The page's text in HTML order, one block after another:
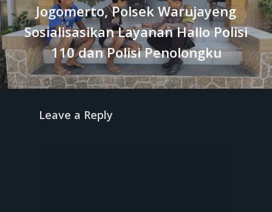
Jogomerto, Polsek Warujayeng
Sosialisasikan Layanan Hallo Polisi
110 dan Polisi Penolongku
Leave a Reply